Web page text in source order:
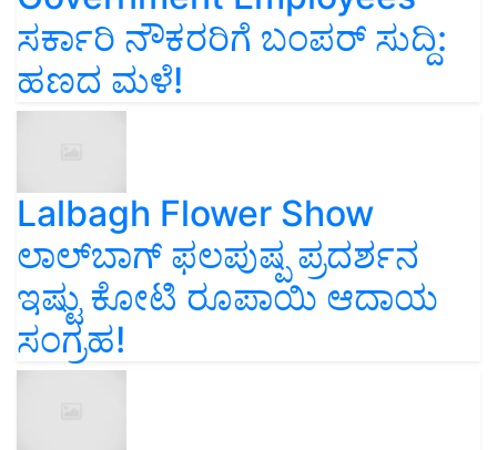
ಸರ್ಕಾರಿ ನೌಕರರಿಗೆ ಬಂಪರ್‌ ಸುದ್ದಿ:
ಹಣದ ಮಳೆ!
Lalbagh Flower Show
ಲಾಲ್‌ಬಾಗ್ ಫಲಪುಷ್ಪ ಪ್ರದರ್ಶನ
ಇಷ್ಟು ಕೋಟಿ ರೂಪಾಯಿ ಆದಾಯ
ಸಂಗ್ರಹ!